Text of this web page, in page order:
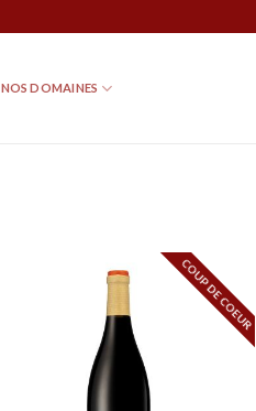
NOS DOMAINES
COUP DE COEUR